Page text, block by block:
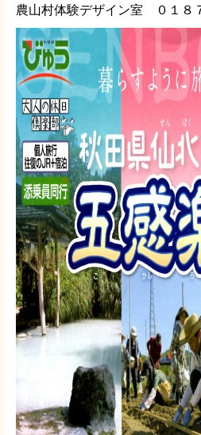
農山村体験デザイン室 ０１８